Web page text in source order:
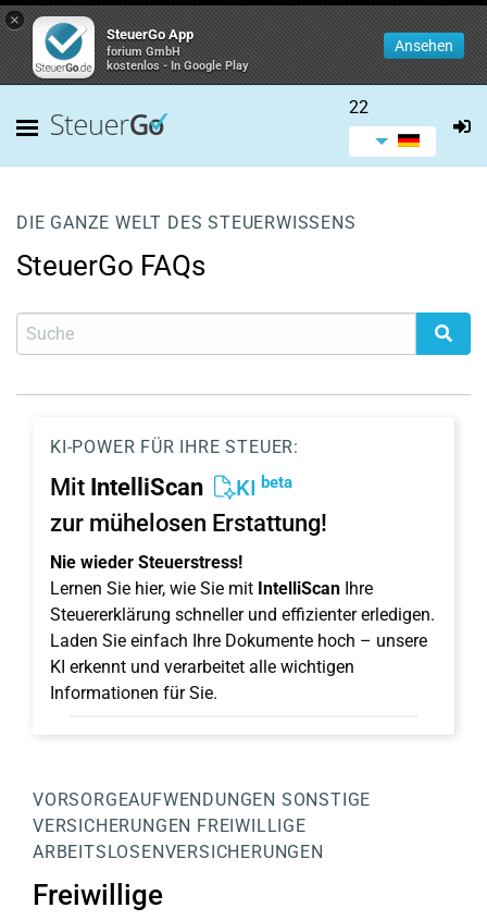
×
SteuerGo App
forium GmbH
kostenlos - In Google Play
Ansehen
22
DIE GANZE WELT DES STEUERWISSENS
SteuerGo FAQs
KI-POWER FÜR IHRE STEUER:
Mit IntelliScan KI beta
zur mühelosen Erstattung!
Nie wieder Steuerstress!
Lernen Sie hier, wie Sie mit IntelliScan Ihre
Steuererklärung schneller und effizienter erledigen.
Laden Sie einfach Ihre Dokumente hoch – unsere
KI erkennt und verarbeitet alle wichtigen
Informationen für Sie.
VORSORGEAUFWENDUNGEN SONSTIGE
VERSICHERUNGEN FREIWILLIGE
ARBEITSLOSENVERSICHERUNGEN
Freiwillige